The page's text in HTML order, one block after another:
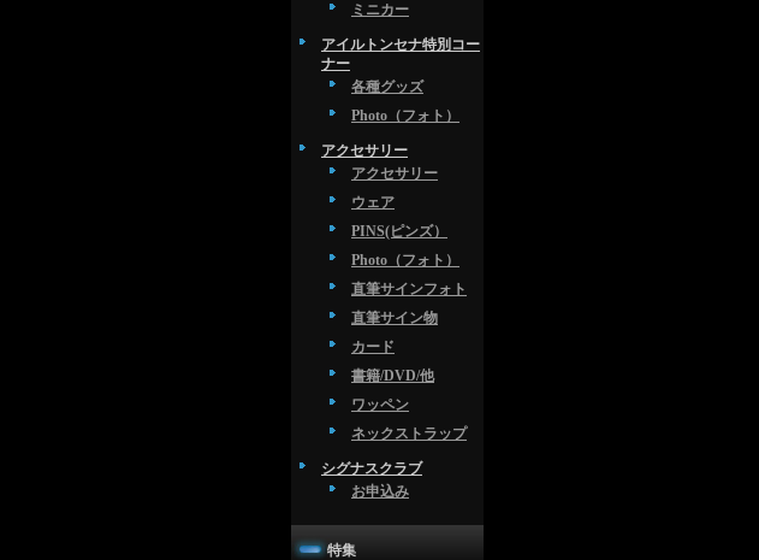
ミニカー
アイルトンセナ特別コー
ナー
各種グッズ
Photo（フォト）
アクセサリー
アクセサリー
ウェア
PINS(ピンズ）
Photo（フォト）
直筆サインフォト
直筆サイン物
カード
書籍/DVD/他
ワッペン
ネックストラップ
シグナスクラブ
お申込み
特集